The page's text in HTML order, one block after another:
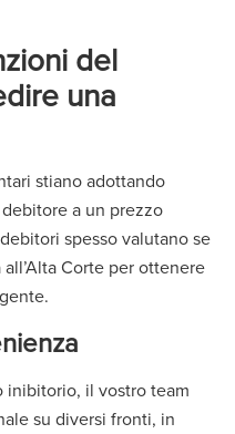
del
una
stiano adottando
a un prezzo
spesso valutano se
Corte per ottenere
inibitorio, il vostro team
su diversi fronti, in